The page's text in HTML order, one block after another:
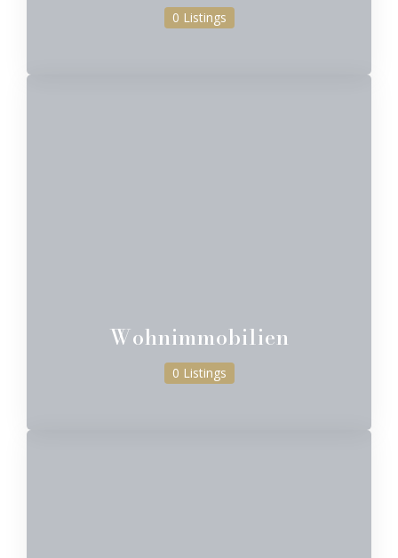
0 Listings
Wohnimmobilien
0 Listings